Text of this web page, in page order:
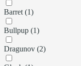
Barret (1)
Bullpup (1)
Dragunov (2)